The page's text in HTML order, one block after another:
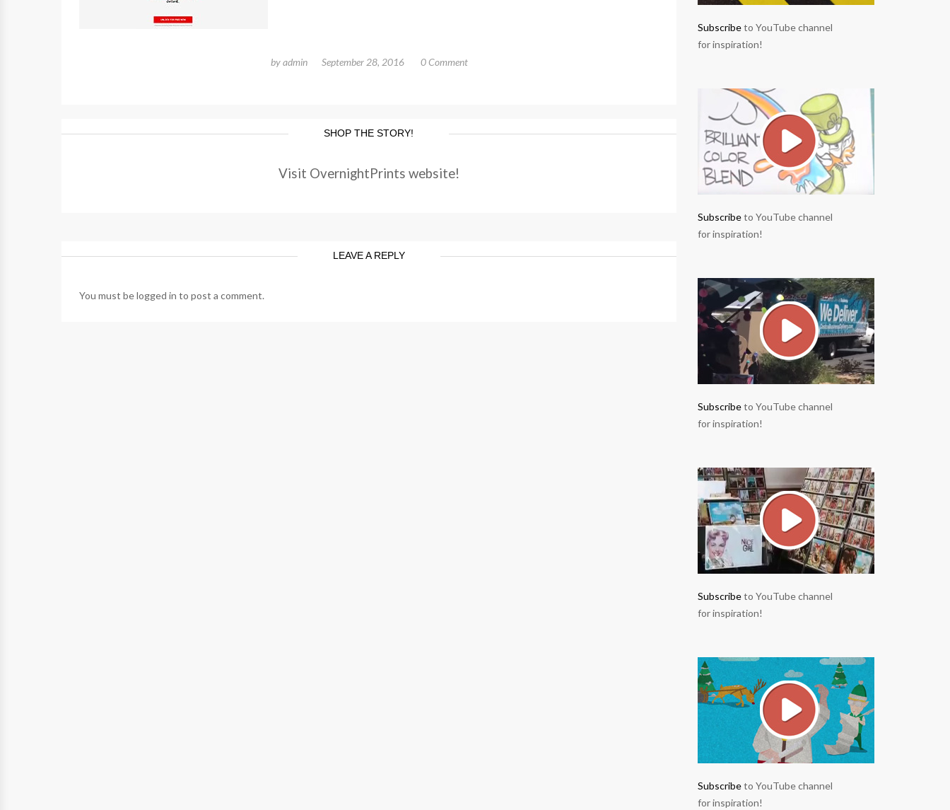
byadmin September 28, 2016 0 Comment
SHOP THE STORY!
Visit OvernightPrints website!
LEAVE A REPLY
You must belogged in to post a comment.
Subscribeto YouTube channel
for inspiration!
Subscribeto YouTube channel
for inspiration!
Subscribeto YouTube channel
for inspiration!
Subscribeto YouTube channel
for inspiration!
Subscribeto YouTube channel
for inspiration!